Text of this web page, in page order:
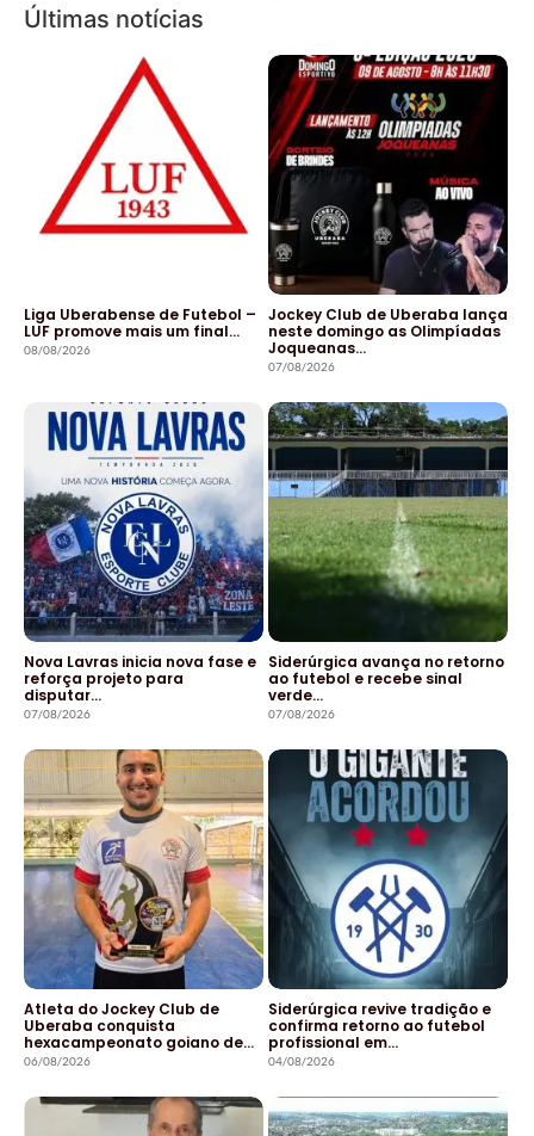
Últimas notícias
Liga Uberabense de Futebol –
LUF promove mais um final…
08/08/2026
Jockey Club de Uberaba lança
neste domingo as Olimpíadas
Joqueanas…
07/08/2026
Nova Lavras inicia nova fase e
reforça projeto para
disputar…
07/08/2026
Siderúrgica avança no retorno
ao futebol e recebe sinal
verde…
07/08/2026
Atleta do Jockey Club de
Uberaba conquista
hexacampeonato goiano de…
06/08/2026
Siderúrgica revive tradição e
confirma retorno ao futebol
profissional em…
04/08/2026